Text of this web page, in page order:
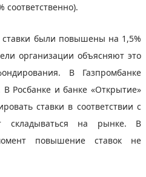
соответственно).
были повышены на 1,5%
организации объясняют это
В Газпромбанке
Росбанке и банке «Открытие»
ставки в соответствии с
складываться на рынке. В
повышение ставок не